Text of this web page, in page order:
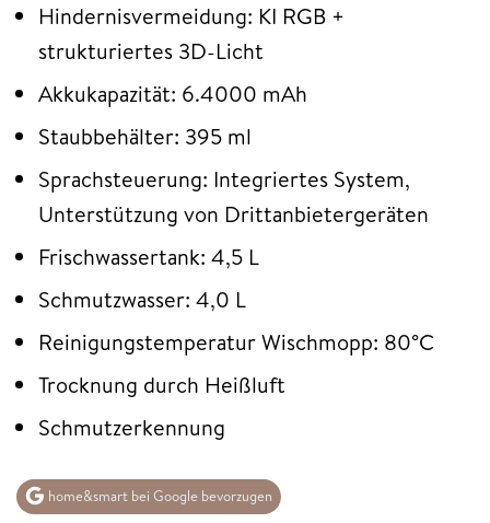
Hindernisvermeidung: KI RGB +
strukturiertes 3D-Licht
Akkukapazität: 6.4000 mAh
Staubbehälter: 395 ml
Sprachsteuerung: Integriertes System,
Unterstützung von Drittanbietergeräten
Frischwassertank: 4,5 L
Schmutzwasser: 4,0 L
Reinigungstemperatur Wischmopp: 80°C
Trocknung durch Heißluft
Schmutzerkennung
home&smart bei Google bevorzugen